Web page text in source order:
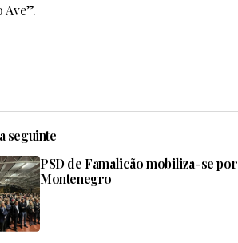
seguinte
PSD de Famalicão mobiliza-se por
Montenegro